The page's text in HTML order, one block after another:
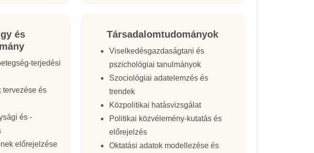
és
terjedési
tervezése és
és -
előrejelzése
Társadalomtudományok
Viselkedésgazdaságtani és
pszichológiai tanulmányok
Szociológiai adatelemzés és
trendek
Közpolitikai hatásvizsgálat
Politikai közvélemény-kutatás és
előrejelzés
Oktatási adatok modellezése és